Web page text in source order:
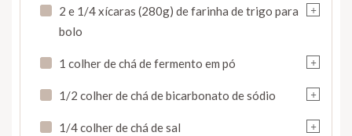
+
2 e 1/4 xícaras (280g) de farinha de trigo para
bolo
+
1 colher de chá de fermento em pó
+
1/2 colher de chá de bicarbonato de sódio
+
1/4 colher de chá de sal